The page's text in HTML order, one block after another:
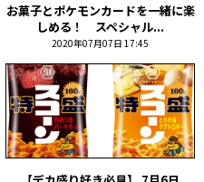
お菓子とポケモンカードを一緒に楽
しめる！ スペシャル...
2020年07月07日 17:45